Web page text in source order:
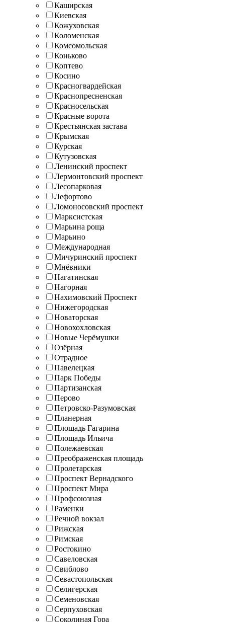
Каширская
Киевская
Кожуховская
Коломенская
Комсомольская
Коньково
Коптево
Косино
Красногвардейская
Краснопресненская
Красносельская
Красные ворота
Крестьянская застава
Крымская
Курская
Кутузовская
Ленинский проспект
Лермонтовский проспект
Лесопарковая
Лефортово
Ломоносовский проспект
Марксистская
Марьина роща
Марьино
Международная
Мичуринский проспект
Мнёвники
Нагатинская
Нагорная
Нахимовский Проспект
Нижегородская
Новаторская
Новохохловская
Новые Черёмушки
Озёрная
Отрадное
Павелецкая
Парк Победы
Партизанская
Перово
Петровско-Разумовская
Планерная
Площадь Гагарина
Площадь Ильича
Полежаевская
Преображенская площадь
Пролетарская
Проспект Вернадского
Проспект Мира
Профсоюзная
Раменки
Речной вокзал
Рижская
Римская
Ростокино
Савеловская
Свиблово
Севастопольская
Селигерская
Семеновская
Серпуховская
Соколиная Гора